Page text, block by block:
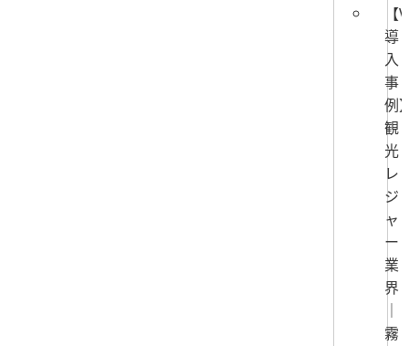
【
導
入
事
例
観
光
レ
ジ
ャ
ー
業
界
｜
霧